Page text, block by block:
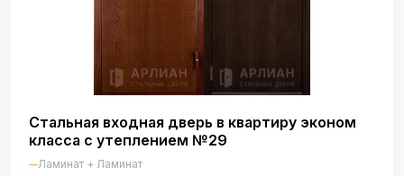
Стальная входная дверь в квартиру эконом
класса с утеплением №29
Ламинат + Ламинат